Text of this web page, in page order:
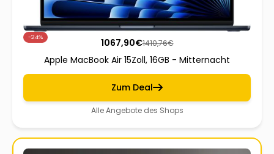
-24% 1067,90€1410,76€
Apple MacBook Air 15Zoll, 16GB - Mitternacht
Zum Deal
Alle Angebote des Shops